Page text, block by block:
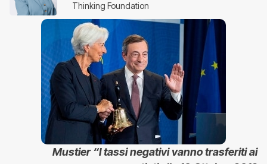
Thinking Foundation
Mustier “I tassi negativi vanno trasferiti ai